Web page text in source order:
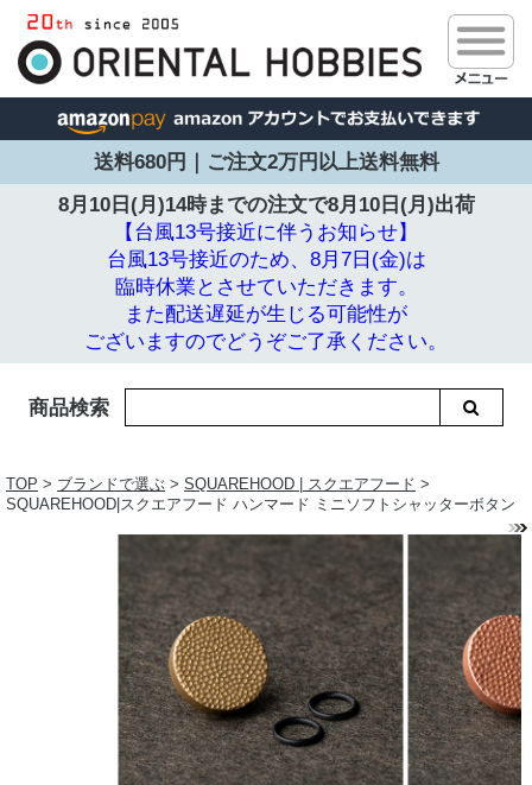
送料680円｜ご注文2万円以上送料無料
8月10日(月)14時までの注文で8月10日(月)出荷
【台風13号接近に伴うお知らせ】
台風13号接近のため、8月7日(金)は
臨時休業とさせていただきます。
また配送遅延が生じる可能性が
ございますのでどうぞご了承ください。
商品検索
TOP > ブランドで選ぶ > SQUAREHOOD | スクエアフード >
SQUAREHOOD|スクエアフード ハンマード ミニソフトシャッターボタン